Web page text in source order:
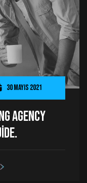
30 Mayıs 2021
Agency